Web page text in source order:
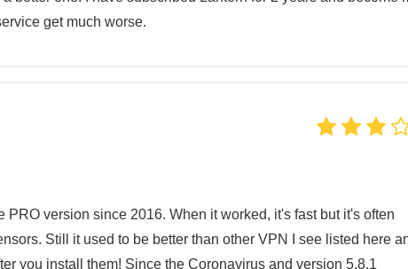
get much worse.
PRO version since 2016. When it worked, it's fast but it's often
Still it used to be better than other VPN I see listed here
you install them! Since the Coronavirus and version 5.8.1